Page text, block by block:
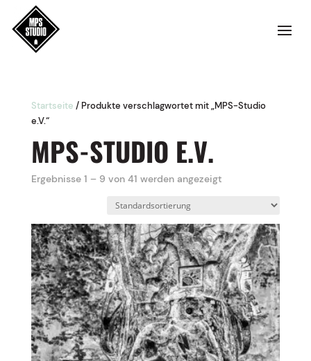
Startseite / Produkte verschlagwortet mit „MPS-Studio
e.V.“
MPS-STUDIO E.V.
Ergebnisse 1 – 9 von 41 werden angezeigt